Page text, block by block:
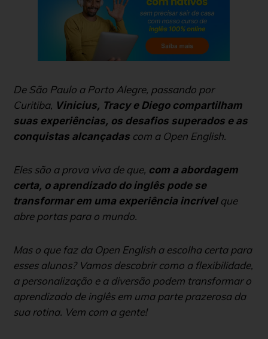
De São Paulo a Porto Alegre, passando por
Curitiba, Vinicius, Tracy e Diego compartilham
suas experiências, os desafios superados e as
conquistas alcançadas com a Open English.
Eles são a prova viva de que, com a abordagem
certa, o aprendizado do inglês pode se
transformar em uma experiência incrívelque
abre portas para o mundo.
Mas o que faz da Open English a escolha certa para
esses alunos? Vamos descobrir como a flexibilidade,
a personalização e a diversão podem transformar o
aprendizado de inglês em uma parte prazerosa da
sua rotina. Vem com a gente!